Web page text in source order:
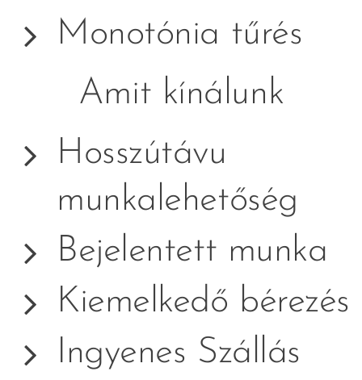
Monotónia tűrés
Amit kínálunk
Hosszútávu
munkalehetőség
Bejelentett munka
Kiemelkedő bérezés
Ingyenes Szállás